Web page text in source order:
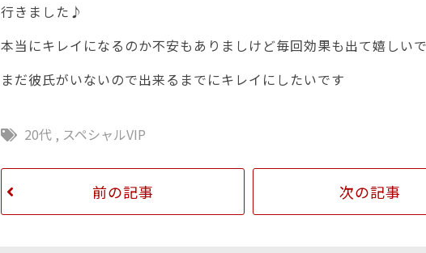
行きました♪
本当にキレイになるのか不安もありましけど毎回効果も出て嬉しい
まだ彼氏がいないので出来るまでにキレイにしたいです
20代 , スペシャルVIP
前の記事 次の記事